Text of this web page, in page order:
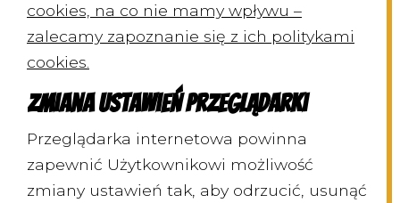
cookies, na co nie mamy wpływu –
zalecamy zapoznanie się z ich politykami
cookies.
Zmiana ustawień przeglądarki
Przeglądarka internetowa powinna
zapewnić Użytkownikowi możliwość
zmiany ustawień tak, aby odrzucić, usunąć